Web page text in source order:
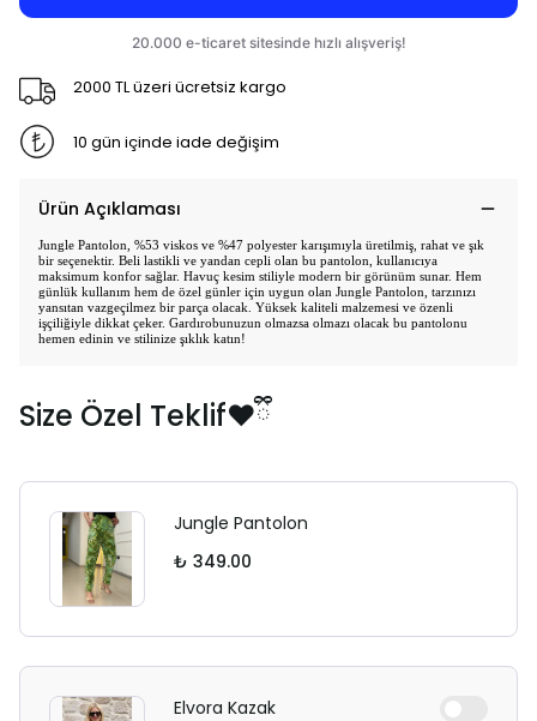
2000 TL üzeri ücretsiz kargo
10 gün içinde iade değişim
Ürün Açıklaması
Jungle Pantolon, %53 viskos ve %47 polyester karışımıyla üretilmiş, rahat ve şık
bir seçenektir. Beli lastikli ve yandan cepli olan bu pantolon, kullanıcıya
maksimum konfor sağlar. Havuç kesim stiliyle modern bir görünüm sunar. Hem
günlük kullanım hem de özel günler için uygun olan Jungle Pantolon, tarzınızı
yansıtan vazgeçilmez bir parça olacak. Yüksek kaliteli malzemesi ve özenli
işçiliğiyle dikkat çeker. Gardırobunuzun olmazsa olmazı olacak bu pantolonu
hemen edinin ve stilinize şıklık katın!
Size Özel Teklif❤️ྀི
Jungle Pantolon
₺ 349.00
Elvora Kazak